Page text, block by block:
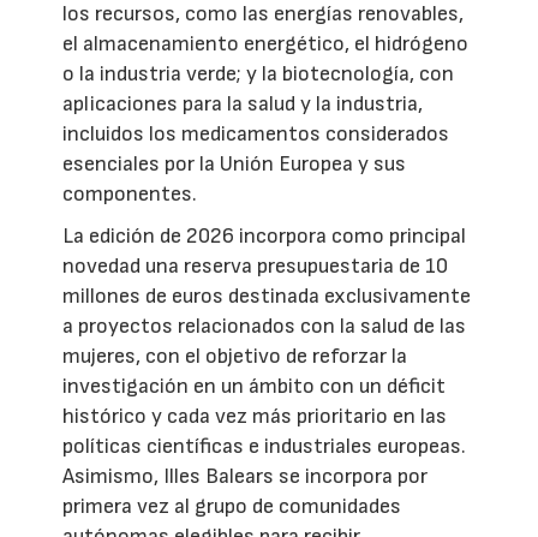
los recursos, como las energías renovables,
el almacenamiento energético, el hidrógeno
o la industria verde; y la biotecnología, con
aplicaciones para la salud y la industria,
incluidos los medicamentos considerados
esenciales por la Unión Europea y sus
componentes.
La edición de 2026 incorpora como principal
novedad una reserva presupuestaria de 10
millones de euros destinada exclusivamente
a proyectos relacionados con la salud de las
mujeres, con el objetivo de reforzar la
investigación en un ámbito con un déficit
histórico y cada vez más prioritario en las
políticas científicas e industriales europeas.
Asimismo, Illes Balears se incorpora por
primera vez al grupo de comunidades